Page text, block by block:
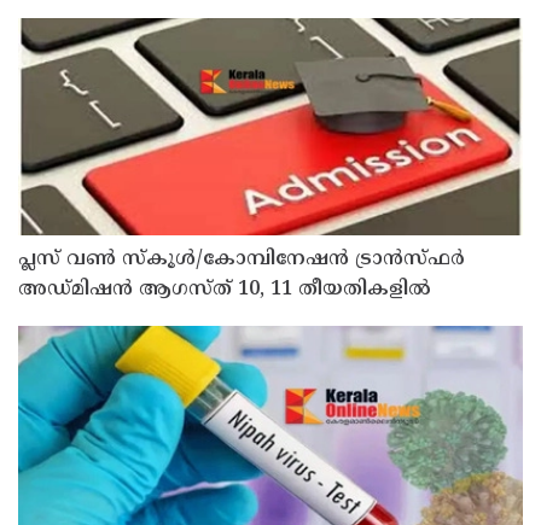
പ്ലസ് വൺ സ്‌കൂൾ/കോമ്പിനേഷൻ ട്രാൻസ്ഫർ
അഡ്മിഷൻ ആഗസ്ത് 10, 11 തീയതികളിൽ